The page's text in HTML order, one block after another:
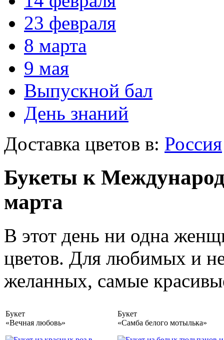
23 февраля
8 марта
9 мая
Выпускной бал
День знаний
Доставка цветов в: Россия
Букеты к
марта
В этот день ни одна
цветов. Для любимых и
желанных, самые
Букет
«Вечная любовь»
Букет
«Самба белого мотылька»